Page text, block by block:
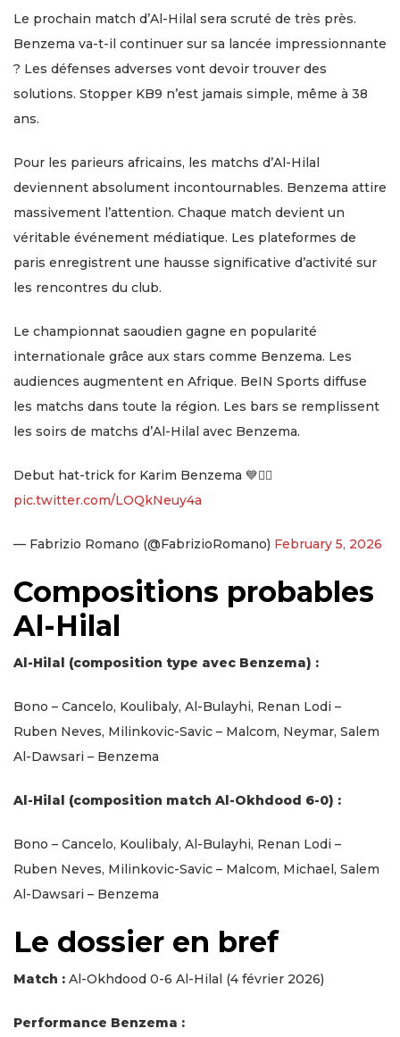
Le prochain match d’Al-Hilal sera scruté de très près.
Benzema va-t-il continuer sur sa lancée impressionnante
? Les défenses adverses vont devoir trouver des
solutions. Stopper KB9 n’est jamais simple, même à 38
ans.
Pour les parieurs africains, les matchs d’Al-Hilal
deviennent absolument incontournables. Benzema attire
massivement l’attention. Chaque match devient un
véritable événement médiatique. Les plateformes de
paris enregistrent une hausse significative d’activité sur
les rencontres du club.
Le championnat saoudien gagne en popularité
internationale grâce aux stars comme Benzema. Les
audiences augmentent en Afrique. BeIN Sports diffuse
les matchs dans toute la région. Les bars se remplissent
les soirs de matchs d’Al-Hilal avec Benzema.
Debut hat-trick for Karim Benzema 💙☝🏻
pic.twitter.com/LOQkNeuy4a
— Fabrizio Romano (@FabrizioRomano) February 5, 2026
Compositions probables
Al-Hilal
Al-Hilal (composition type avec Benzema) :
Bono – Cancelo, Koulibaly, Al-Bulayhi, Renan Lodi –
Ruben Neves, Milinkovic-Savic – Malcom, Neymar, Salem
Al-Dawsari – Benzema
Al-Hilal (composition match Al-Okhdood 6-0) :
Bono – Cancelo, Koulibaly, Al-Bulayhi, Renan Lodi –
Ruben Neves, Milinkovic-Savic – Malcom, Michael, Salem
Al-Dawsari – Benzema
Le dossier en bref
Match : Al-Okhdood 0-6 Al-Hilal (4 février 2026)
Performance Benzema :